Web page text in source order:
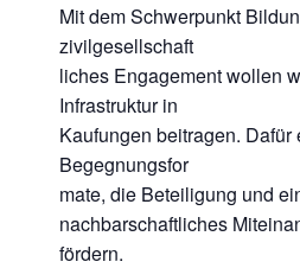
Mit dem Schwerpunkt
zivilgesellschaft
liches Engagement wollen
Infrastruktur in
Kaufungen beitragen.
Begegnungsfor
mate, die Beteiligung und
nachbarschaftliches
fördern.